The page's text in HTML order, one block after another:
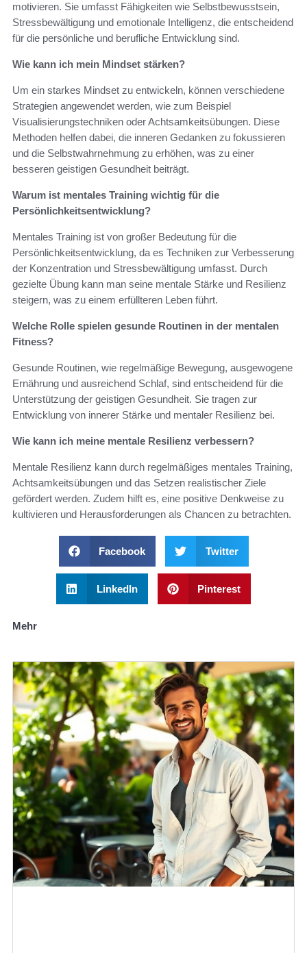
motivieren. Sie umfasst Fähigkeiten wie Selbstbewusstsein,
Stressbewältigung und emotionale Intelligenz, die entscheidend
für die persönliche und berufliche Entwicklung sind.
Wie kann ich mein Mindset stärken?
Um ein starkes Mindset zu entwickeln, können verschiedene
Strategien angewendet werden, wie zum Beispiel
Visualisierungstechniken oder Achtsamkeitsübungen. Diese
Methoden helfen dabei, die inneren Gedanken zu fokussieren
und die Selbstwahrnehmung zu erhöhen, was zu einer
besseren geistigen Gesundheit beiträgt.
Warum ist mentales Training wichtig für die
Persönlichkeitsentwicklung?
Mentales Training ist von großer Bedeutung für die
Persönlichkeitsentwicklung, da es Techniken zur Verbesserung
der Konzentration und Stressbewältigung umfasst. Durch
gezielte Übung kann man seine mentale Stärke und Resilienz
steigern, was zu einem erfüllteren Leben führt.
Welche Rolle spielen gesunde Routinen in der mentalen
Fitness?
Gesunde Routinen, wie regelmäßige Bewegung, ausgewogene
Ernährung und ausreichend Schlaf, sind entscheidend für die
Unterstützung der geistigen Gesundheit. Sie tragen zur
Entwicklung von innerer Stärke und mentaler Resilienz bei.
Wie kann ich meine mentale Resilienz verbessern?
Mentale Resilienz kann durch regelmäßiges mentales Training,
Achtsamkeitsübungen und das Setzen realistischer Ziele
gefördert werden. Zudem hilft es, eine positive Denkweise zu
kultivieren und Herausforderungen als Chancen zu betrachten.
Facebook Twitter
LinkedIn Pinterest
Mehr